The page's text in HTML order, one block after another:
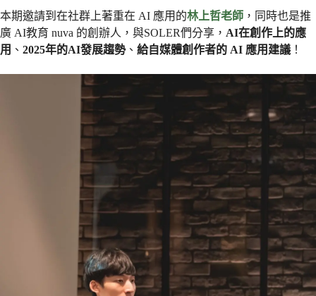
本期邀請到在社群上著重在 AI 應用的林上哲老師 ，同時也是推
廣 AI教育 nuva 的創辦人，與SOLER們分享， AI在創作上的應
用 、 2025年的AI發展趨勢、 給自媒體創作者的 AI 應用建議 ！